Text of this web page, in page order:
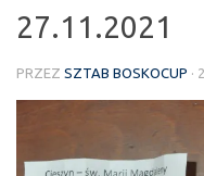
27.11.2021
PRZEZ SZTAB BOSKOCUP ·